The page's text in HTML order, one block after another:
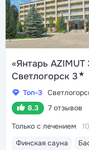
«Янтарь AZIMUT
Светлогорск 3★
Топ-3
8.3
7 отзывов
Финская сауна
Только с лечением